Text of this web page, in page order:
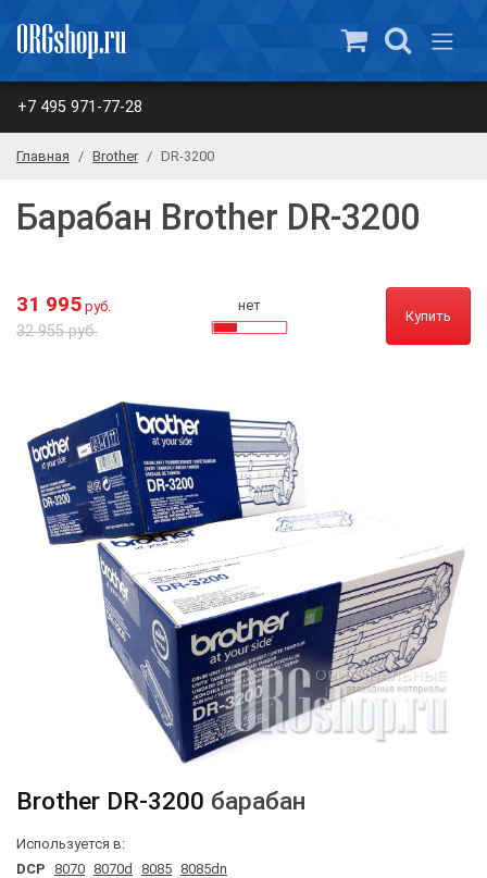
+7 495 971-77-28
Главная Brother DR-3200
Барабан Brother DR-3200
31 995 руб.
32 955 руб.
нет
Купить
Brother DR-3200 барабан
Используется в:
DCP 8070 8070d 8085 8085dn